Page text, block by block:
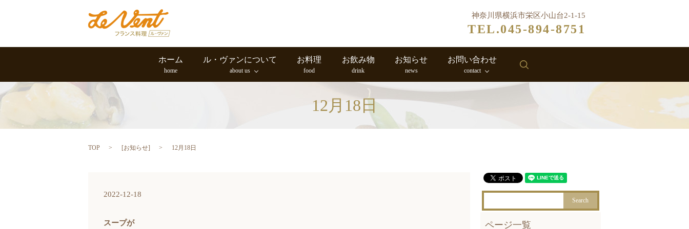
神奈川県横浜市栄区小山台2-1-15
TEL.045-894-8751
ホーム
home
ル・ヴァンについて
about us
お料理
food
お飲み物
drink
お知らせ
news
お問い合わせ
contact
12月18日
TOP [お知らせ] 12月18日
2022-12-18
スープが